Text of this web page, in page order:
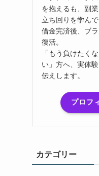
を抱えるも、副
立ち回りを学んで
借金完済後、ブ
復活。
「もう負けたく
い」方へ、実体
伝えします。
プロフ
カテゴリー